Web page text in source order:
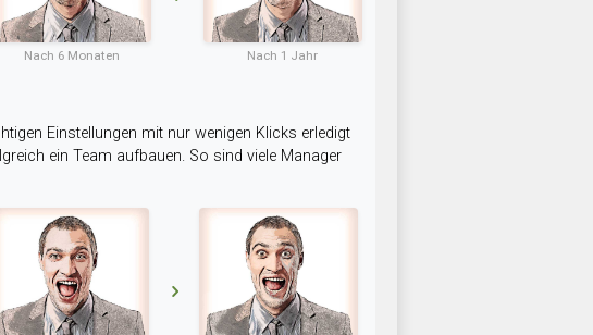
Nach 6 Monaten Nach 1 Jahr
Einstellungen mit nur wenigen Klicks erledigt
ein Team aufbauen. So sind viele Manager